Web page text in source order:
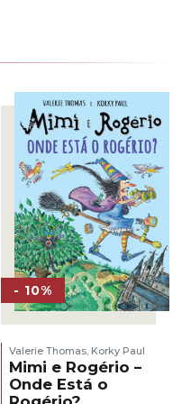
- 10%
Valerie Thomas, Korky Paul
Mimi e Rogério –
Onde Está o